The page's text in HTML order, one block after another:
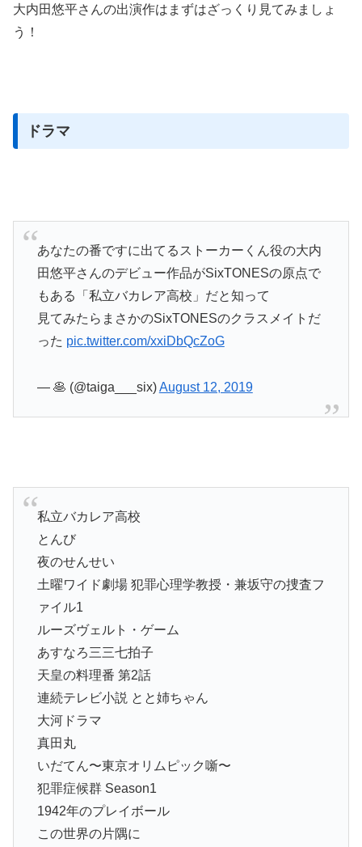
大内田悠平さんの出演作はまずはざっくり見てみましょ
う！
ドラマ
あなたの番ですに出てるストーカーくん役の大内
田悠平さんのデビュー作品がSixTONESの原点で
もある「私立バカレア高校」だと知って
見てみたらまさかのSixTONESのクラスメイトだ
った pic.twitter.com/xxiDbQcZoG
— 🥞 (@taiga___six)August 12, 2019
私立バカレア高校
とんび
夜のせんせい
土曜ワイド劇場 犯罪心理学教授・兼坂守の捜査フ
ァイル1
ルーズヴェルト・ゲーム
あすなろ三三七拍子
天皇の料理番 第2話
連続テレビ小説 とと姉ちゃん
大河ドラマ
真田丸
いだてん〜東京オリムピック噺〜
犯罪症候群 Season1
1942年のプレイボール
この世界の片隅に